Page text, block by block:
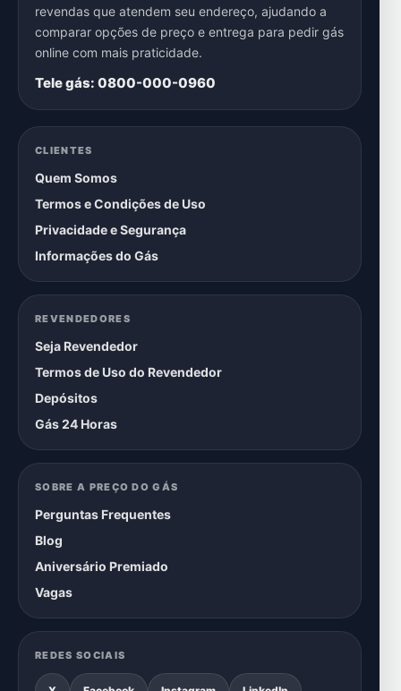
revendas que atendem seu endereço, ajudando a
comparar opções de preço e entrega para pedir gás
online com mais praticidade.
Tele gás: 0800-000-0960
CLIENTES
Quem Somos
Termos e Condições de Uso
Privacidade e Segurança
Informações do Gás
REVENDEDORES
Seja Revendedor
Termos de Uso do Revendedor
Depósitos
Gás 24 Horas
SOBRE A PREÇO DO GÁS
Perguntas Frequentes
Blog
Aniversário Premiado
Vagas
REDES SOCIAIS